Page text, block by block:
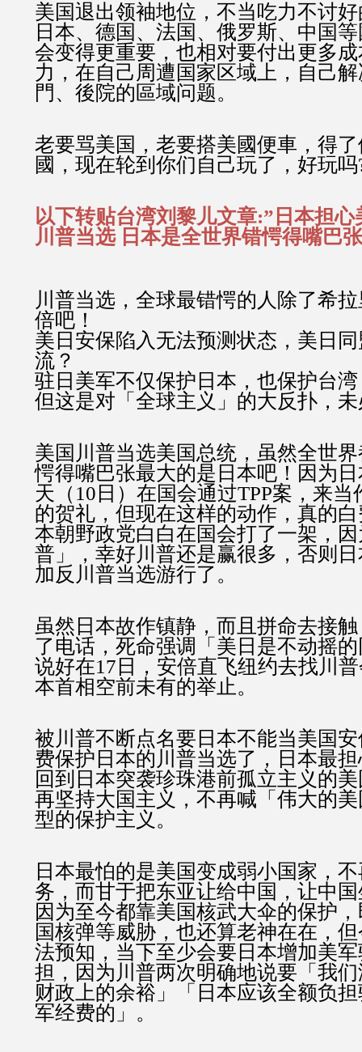
美国退出领袖地位，不当吃力不讨
日本、德国、法国、俄罗斯、中国
会变得更重要，也相对要付出更多
力，在自己周遭国家区域上，自己
門、後院的區域问题。
老要骂美国，老要搭美國便車，得
國，现在轮到你们自己玩了，好玩吗
以下转贴台湾刘黎儿文章:”日本担
川普当选 日本是全世界错愕得嘴巴
川普当选，全球最错愕的人除了希
倍吧！
美日安保陷入无法预测状态，美日
流？
驻日美军不仅保护日本，也保护台
但这是对「全球主义」的大反扑，
美国川普当选美国总统，虽然全世
愕得嘴巴张最大的是日本吧！因为
天（10日）在国会通过TPP案，来
的贺礼，但现在这样的动作，真的
本朝野政党白白在国会打了一架，
普」，幸好川普还是赢很多，否则
加反川普当选游行了。
虽然日本故作镇静，而且拼命去接
了电话，死命强调「美日是不动摇
说好在17日，安倍直飞纽约去找川
本首相空前未有的举止。
被川普不断点名要日本不能当美国
费保护日本的川普当选了，日本最
回到日本突袭珍珠港前孤立主义的
再坚持大国主义，不再喊「伟大的
型的保护主义。
日本最怕的是美国变成弱小国家，
务，而甘于把东亚让给中国，让中
因为至今都靠美国核武大伞的保护
国核弹等威胁，也还算老神在在，
法预知，当下至少会要日本增加美
担，因为川普两次明确地说要「我
财政上的余裕」「日本应该全额负
军经费的」。